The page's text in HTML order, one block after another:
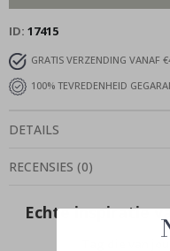
ID 17415
GRATIS VERZENDING VANAF
100% TEVREDENHEID
DETAILS
RECENSIES (0)
Echte inspiratie
Tag die van